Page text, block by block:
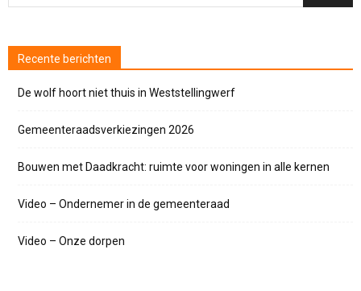
Recente berichten
De wolf hoort niet thuis in Weststellingwerf
Gemeenteraadsverkiezingen 2026
Bouwen met Daadkracht: ruimte voor woningen in alle kernen
Video – Ondernemer in de gemeenteraad
Video – Onze dorpen